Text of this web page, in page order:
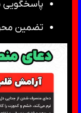
پاسخگویی
تضمین